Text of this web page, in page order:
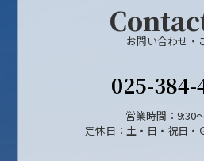
お問い合わせ・
025-384-
営業時間：9:30
定休日：土・日・祝日・